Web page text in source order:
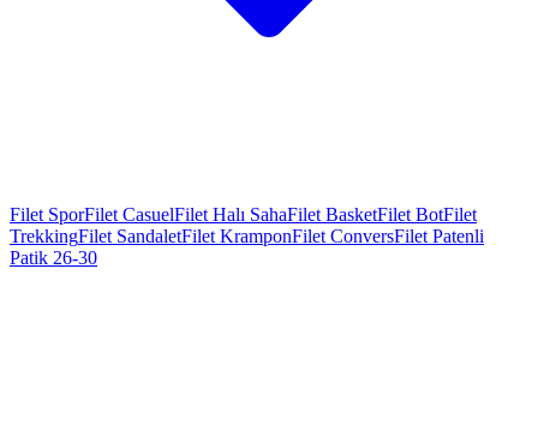
Filet SporFilet CasuelFilet Halı SahaFilet BasketFilet BotFilet
TrekkingFilet SandaletFilet KramponFilet ConversFilet Patenli
Patik 26-30